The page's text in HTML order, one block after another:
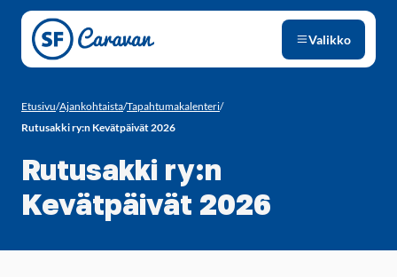
Siirry sivun sisältöön
Valikko
Etusivu/Ajankohtaista/Tapahtumakalenteri/
Rutusakki ry:n Kevätpäivät 2026
Rutusakki ry:n
Kevätpäivät 2026